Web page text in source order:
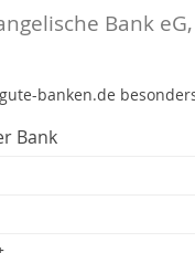
Bank
banken.de
Bank